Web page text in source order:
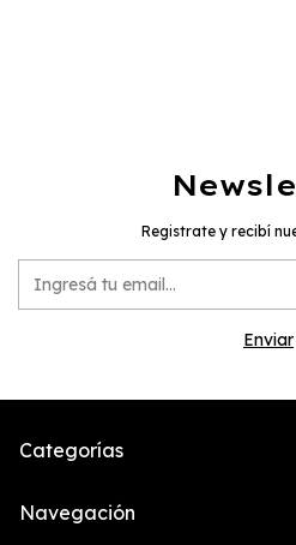
Registrate y recibí
Categorías
Navegación